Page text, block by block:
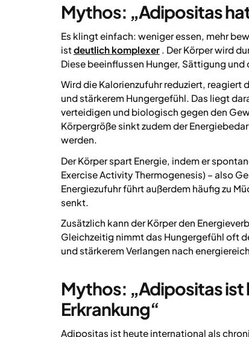
Mythos: „Adipositas
Es klingt einfach: weniger essen, mehr
istdeutlich komplexer . Der Körper wird
Diese beeinflussen Hunger, Sättigung und
Wird die Kalorienzufuhr reduziert, reagiert
und stärkerem Hungergefühl. Das liegt
verteidigen und biologisch gegen den
Körpergröße sinkt zudem der
werden.
Der Körper spart Energie, indem er
Exercise Activity Thermogenesis) – also
Energiezufuhr führt außerdem häufig zu
senkt.
Zusätzlich kann der Körper den
Gleichzeitig nimmt das Hungergefühl oft
und stärkerem Verlangen nach
Mythos: „Adipositas ist
Erkrankung“
Adipositas ist heute international als